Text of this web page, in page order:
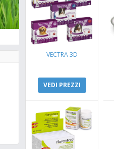
VECTRA 3D
VEDI PREZZI